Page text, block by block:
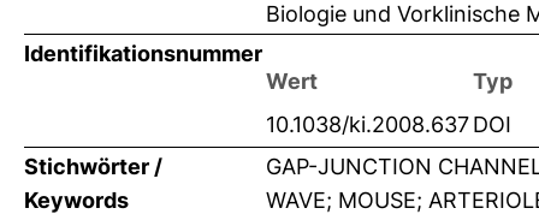
Biologie und Vorklinische
Identifikationsnummer
Wert
Typ
10.1038/ki.2008.637DOI
Stichwörter /
Keywords
GAP-JUNCTION
WAVE; MOUSE;